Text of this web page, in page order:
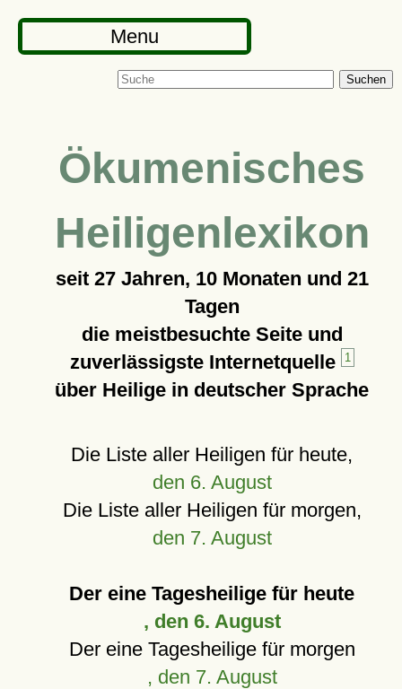
Menu
Suchen
Ökumenisches
Heiligenlexikon
seit 27 Jahren, 10 Monaten und 21
Tagen
die meistbesuchte Seite und
zuverlässigste Internetquelle
1
über Heilige in deutscher Sprache
Die Liste aller Heiligen für heute,
den 6. August
Die Liste aller Heiligen für morgen,
den 7. August
Der eine Tagesheilige für heute
, den 6. August
Der eine Tagesheilige für morgen
, den 7. August